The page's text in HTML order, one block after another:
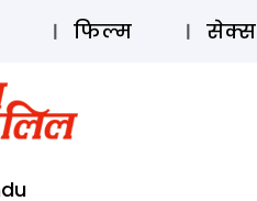
फिल्म सेक्स